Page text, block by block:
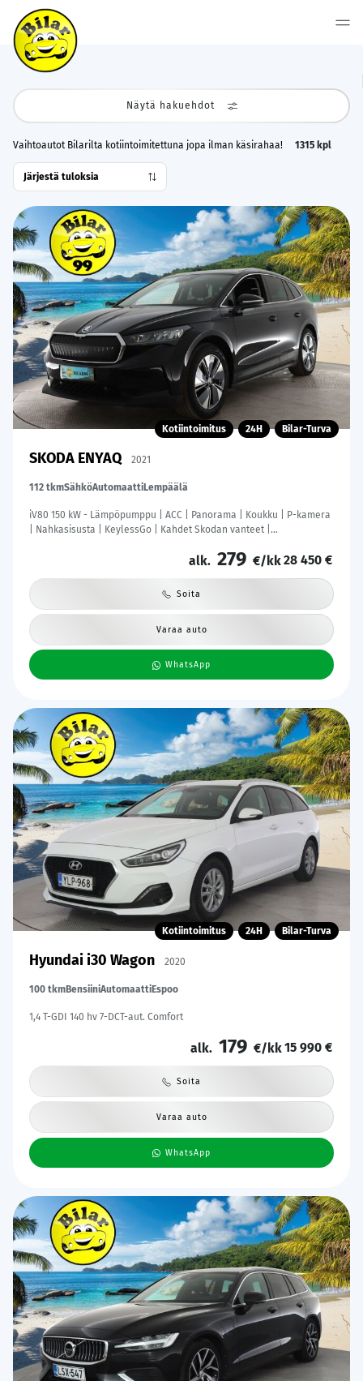
Näytä hakuehdot
Vaihtoautot Bilarilta kotiintoimitettuna jopa ilman käsirahaa! 1315 kpl
Kotiintoimitus 24H Bilar-Turva
SKODA ENYAQ 2021
112 tkmSähköAutomaattiLempäälä
iV80 150 kW - Lämpöpumppu | ACC | Panorama | Koukku | P-kamera
| Nahkasisusta | KeylessGo | Kahdet Skodan vanteet |
alk. 279 €/kk28 450 €
Soita
Varaa auto
WhatsApp
Kotiintoimitus 24H Bilar-Turva
Hyundai i30 Wagon 2020
100 tkmBensiiniAutomaattiEspoo
1,4 T-GDI 140 hv 7-DCT-aut. Comfort
alk. 179 €/kk15 990 €
Soita
Varaa auto
WhatsApp